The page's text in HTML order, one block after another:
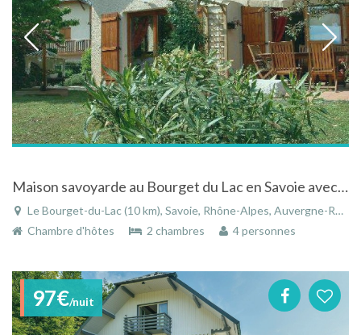
Maison savoyarde au Bourget du Lac en Savoie avec SPA extérieur
Le Bourget-du-Lac (10 km), Savoie, Rhône-Alpes, Auvergne-Rhône-Alpes, France
Chambre d'hôtes
2 chambres 4 personnes
97€/nuit